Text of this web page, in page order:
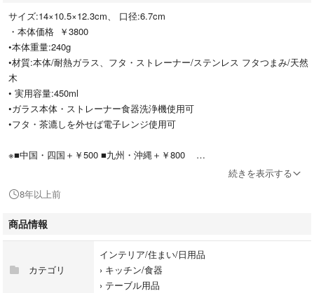
サイズ:14×10.5×12.3cm、 口径:6.7cm
・本体価格 ￥3800
•本体重量:240g
•材質:本体/耐熱ガラス、フタ・ストレーナー/ステンレス フタつまみ/天然
木
• 実用容量:450ml
•ガラス本体・ストレーナー食器洗浄機使用可
•フタ・茶漉しを外せば電子レンジ使用可
※■中国・四国＋￥500 ■九州・沖縄＋￥800
スイマセンが宜しくお願い致します。(__)
【10回程です】
茶こしは使用しておりません。
続きを表示する
8年以上前
商品情報
カテゴリ
インテリア/住まい/日用品
› キッチン/食器
› テーブル用品